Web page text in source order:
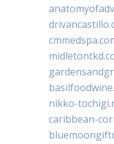
nikko-
caribbean-